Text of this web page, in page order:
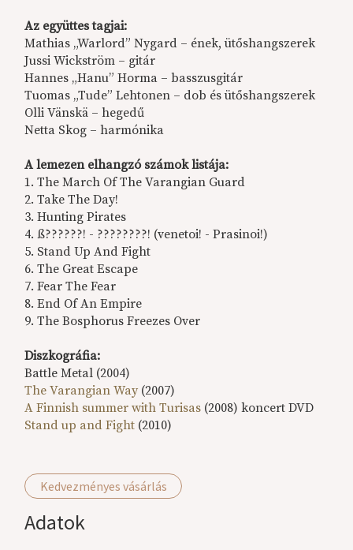
Kedvezményes vásárlás
Adatok
Az együttes tagjai:
Mathias „Warlord” Nygard – ének, ütőshangszerek
Jussi Wickström – gitár
Hannes „Hanu” Horma – basszusgitár
Tuomas „Tude” Lehtonen – dob és ütőshangszerek
Olli Vänskä – hegedű
Netta Skog – harmónika
A lemezen elhangzó számok listája:
1. The March Of The Varangian Guard
2. Take The Day!
3. Hunting Pirates
4. ß??????! - ????????! (venetoi! - Prasinoi!)
5. Stand Up And Fight
6. The Great Escape
7. Fear The Fear
8. End Of An Empire
9. The Bosphorus Freezes Over
Diszkográfia:
Battle Metal (2004)
The Varangian Way (2007)
A Finnish summer with Turisas (2008) koncert DVD
Stand up and Fight (2010)